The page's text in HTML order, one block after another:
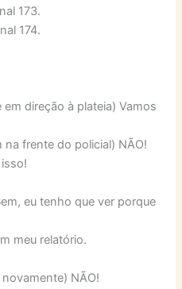
173.
174.
direção à plateia) Vamos
na frente do policial) NÃO!
eu tenho que ver porque
meu relatório.
NÃO!